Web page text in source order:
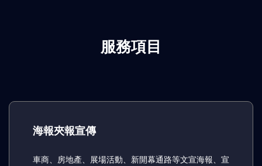
服務項目
海報夾報宣傳
車商、房地產、展場活動、新開幕通路等文宣海報、宣